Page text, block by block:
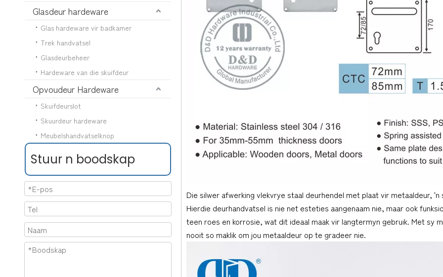
Glasdeur hardeware
Glas hardeware vir badkamer
Trek handvatsel
Glasdeurbeheer
Hardeware van die skuifdeur
Opvoudeur Hardeware
Skuifdeurslot
Skuurdeur hardeware
Meubelshandvatselknop
Stuur n boodskap
Die silwer afwerking vlekvrye staal deurhendel met plaat vir metaaldeur,
Hierdie deurhandvatsel is nie net esteties aangenaam nie, maar ook
teen roes en korrosie, wat dit ideaal maak vir langtermyn gebruik. Met sy
nooit so maklik om jou metaaldeur op te gradeer nie.